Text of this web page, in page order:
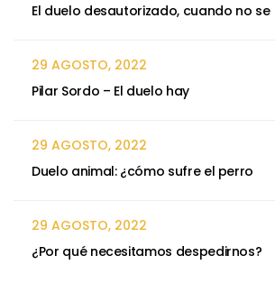
El duelo desautorizado, cuando no se
29 AGOSTO, 2022
Pilar Sordo – El duelo hay
29 AGOSTO, 2022
Duelo animal: ¿cómo sufre el perro
29 AGOSTO, 2022
¿Por qué necesitamos despedirnos?